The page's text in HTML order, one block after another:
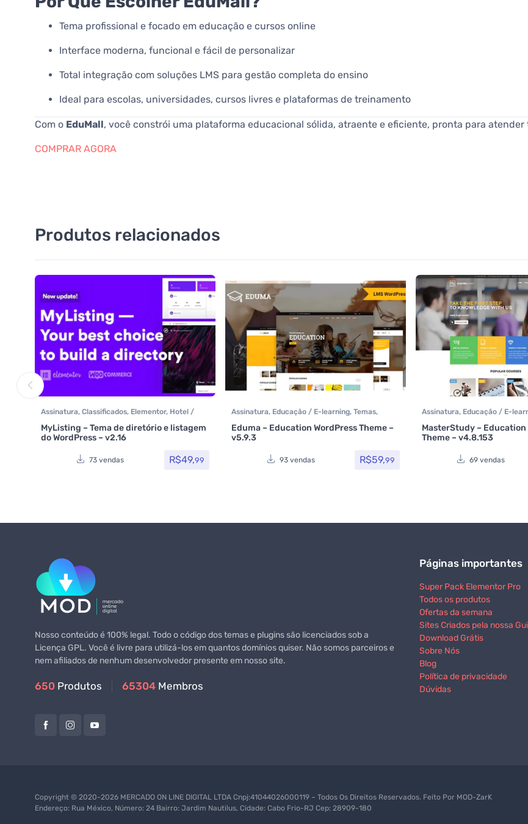
Tema profissional e focado em educação e cursos online
Interface moderna, funcional e fácil de personalizar
Total integração com soluções LMS para gestão completa do ensino
Ideal para escolas, universidades, cursos livres e plataformas de treinamento
Com o EduMall, você constrói uma plataforma educacional sólida, atraente e eficiente, pronta para
COMPRAR AGORA
Produtos relacionados
Assinatura, Classificados, Elementor, Hotel /
Viagem
, Listagens e diretórios
Multiuso, Reservas e Aluguel, Temas,
Woocommerce
MyListing – Tema de diretório e listagem
do WordPress – v2.16
73 vendas R$49,99
Assinatura, Educação / E-learning, Temas,
Todos os itens
Eduma – Education WordPress Theme –
v5.9.3
93 vendas R$59,99
Assinatura, Educação / E-
Todos os itens
MasterStudy – Education
Theme – v4.8.153
69 vendas
Nosso conteúdo é 100% legal. Todo o código dos temas e plugins são licenciados sob a
Licença GPL. Você é livre para utilizá-los em quantos domínios quiser. Não somos parceiros e
nem afiliados de nenhum desenvolvedor presente em nosso site.
650 Produtos 65304 Membros
Páginas importantes
Super Pack Elementor Pro
Todos os produtos
Ofertas da semana
Sites Criados pela nossa
Download Grátis
Sobre Nós
Blog
Política de privacidade
Dúvidas
Copyright © 2020-2026 MERCADO ON LINE DIGITAL LTDA Cnpj:41044026000119 – Todos Os Direitos Reservados. Feito Por MOD-ZarK
Endereço: Rua México, Número: 24 Bairro: Jardim Nautilus, Cidade: Cabo Frio-RJ Cep: 28909-180